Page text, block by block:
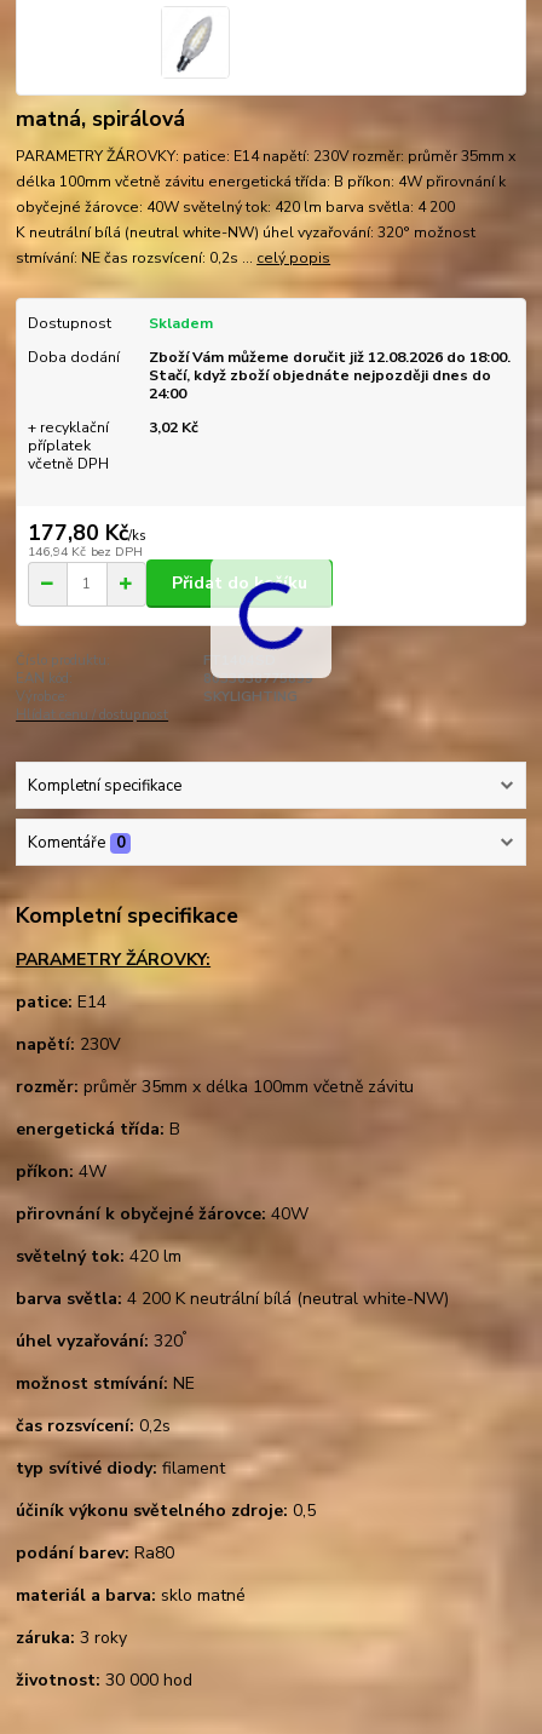
matná, spirálová
PARAMETRY ŽÁROVKY: patice: E14 napětí: 230V rozměr: průměr 35mm x
délka 100mm včetně závitu energetická třída: B příkon: 4W přirovnání k
obyčejné žárovce: 40W světelný tok: 420 lm barva světla: 4 200
K neutrální bílá (neutral white-NW) úhel vyzařování: 320° možnost
stmívání: NE čas rozsvícení: 0,2s ... celý popis
Dostupnost
Skladem
Doba dodání
Zboží Vám můžeme doručit již 12.08.2026 do 18:00.
Stačí, když zboží objednáte nejpozději dnes do
24:00
+ recyklační
příplatek
včetně DPH
3,02 Kč
177,80 Kč/ks
146,94 Kč bez DPH
Přidat do košíku
Číslo produktu:
FT1404SD
EAN kód:
8033638775899
Výrobce:
SKYLIGHTING
Hlídat cenu / dostupnost
Kompletní specifikace
Komentáře 0
Kompletní specifikace
PARAMETRY ŽÁROVKY:
patice: E14
napětí: 230V
rozměr: průměr 35mm x délka 100mm včetně závitu
energetická třída: B
příkon:4W
přirovnání k obyčejné žárovce: 40W
světelný tok: 420 lm
barva světla: 4 200 K neutrální bílá (neutral white-NW)
úhel vyzařování: 320°
možnost stmívání: NE
čas rozsvícení: 0,2s
typ svítivé diody:filament
účiník výkonu světelného zdroje: 0,5
podání barev:Ra80
materiál a barva: sklo matné
záruka: 3 roky
životnost: 30 000 hod